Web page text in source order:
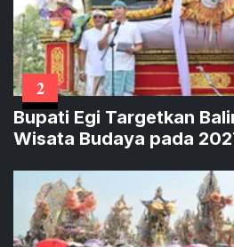
2
Bupati Egi Targetkan
Wisata Budaya pada